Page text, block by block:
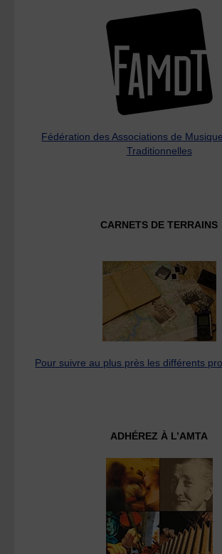
Fédération des Associations de
Traditionnelles
CARNETS DE TERRAINS
Pour suivre au plus près les différents
ADHÉREZ À L’AMTA